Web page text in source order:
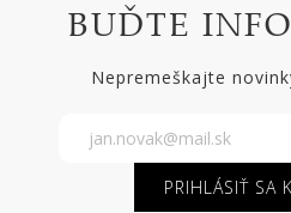
BUĎTE
Nepremeškajte
PRIHLÁSIŤ SA